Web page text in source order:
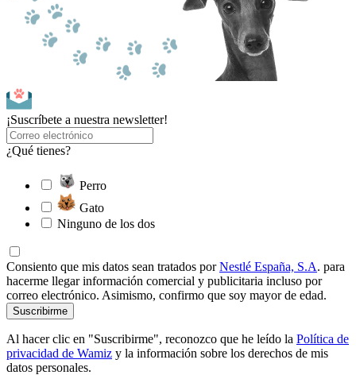
¡Suscríbete a nuestra newsletter!
¿Qué tienes?
Perro
Gato
Ninguno de los dos
Consiento que mis datos sean tratados porNestlé España, S.A. para
hacerme llegar información comercial y publicitaria incluso por
correo electrónico. Asimismo, confirmo que soy mayor de edad.
Suscribirme
Al hacer clic en "Suscribirme", reconozco que he leído la Política de
privacidad de Wamiz y la información sobre los derechos de mis
datos personales.